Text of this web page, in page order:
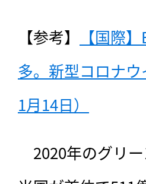
【参考】
【国際
多。新型コロナ
1月14日）
2020年のグリ